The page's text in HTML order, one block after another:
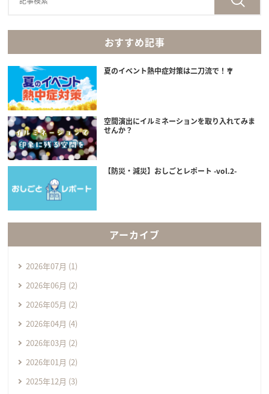
おすすめ記事
夏のイベント熱中症対策は二刀流で！🎐
空間演出にイルミネーションを取り入れてみま
せんか？
【防災・減災】おしごとレポート -vol.2-
アーカイブ
2026年07月 (1)
2026年06月 (2)
2026年05月 (2)
2026年04月 (4)
2026年03月 (2)
2026年01月 (2)
2025年12月 (3)